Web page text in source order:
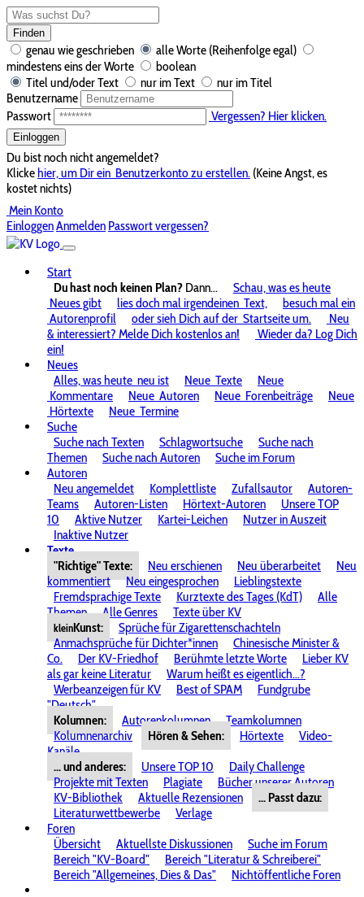
Finden
genau wie geschrieben
alle Worte (Reihenfolge egal)
mindestens eins der Worte
boolean
Titel und/oder Text
nur im Text
nur im Titel
Benutzername
Passwort
Vergessen? Hier klicken.
Einloggen
Du bist noch nicht angemeldet?
Klickehier, um Dir ein Benutzerkonto zu erstellen. (Keine Angst, es
kostet nichts)
Mein Konto
EinloggenAnmelden Passwort vergessen?
Start
Du hast noch keinen Plan? Dann...
Schau, was es heute
Neues gibt
lies doch mal irgendeinen Text,
besuch mal ein
Autorenprofil
oder sieh Dich auf der Startseite um.
Neu
& interessiert? Melde Dich kostenlos an!
Wieder da? Log Dich
ein!
Neues
Alles, was heute neu ist Neue Texte
Neue
Kommentare
Neue Autoren Neue Forenbeiträge
Neue
Hörtexte
Neue Termine
Suche
Suche nach Texten
Schlagwortsuche
Suche nach
Themen
Suche nach Autoren
Suche im Forum
Autoren
Neu angemeldet
Komplettliste Zufallsautor
Autoren-
Teams
Autoren-Listen Hörtext-Autoren
Unsere TOP
10
Aktive Nutzer Kartei-Leichen
Nutzer in Auszeit
Inaktive Nutzer
Texte
"Richtige" Texte:
Neu erschienen Neu überarbeitet
Neu
kommentiert
Neu eingesprochen
Lieblingstexte
Fremdsprachige Texte
Kurztexte des Tages (KdT)
Alle
Themen
Alle Genres Texte über KV
kleinKunst:
Sprüche für Zigarettenschachteln
Anmachsprüche für Dichter*innen
Chinesische Minister &
Co.
Der KV-Friedhof Berühmte letzte Worte
Lieber KV
als gar keine Literatur
Warum heißt es eigentlich...?
Werbeanzeigen für KV
Best of SPAM
Fundgrube
"Deutsch"
Kolumnen:
Autorenkolumnen
Teamkolumnen
Kolumnenarchiv
Hören & Sehen: Hörtexte
Video-
Kanäle
... und anderes:
Unsere TOP 10
Daily Challenge
Projekte mit Texten
Plagiate
Bücher unserer Autoren
KV-Bibliothek
Aktuelle Rezensionen
... Passt dazu:
Literaturwettbewerbe
Verlage
Foren
Übersicht
Aktuellste Diskussionen
Suche im Forum
Bereich "KV-Board"
Bereich "Literatur & Schreiberei"
Bereich "Allgemeines, Dies & Das"
Nichtöffentliche Foren